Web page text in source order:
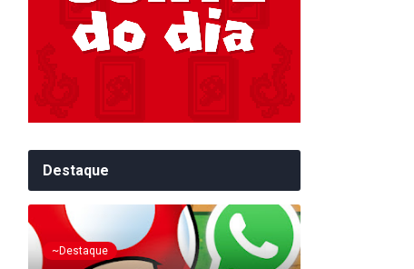
Destaque
~Destaque